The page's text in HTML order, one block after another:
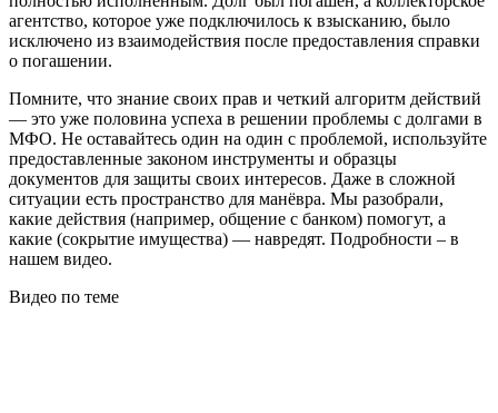
агентство, которое уже подключилось к взысканию, было
исключено из взаимодействия после предоставления справки
о погашении.
Помните, что знание своих прав и четкий алгоритм действий
— это уже половина успеха в решении проблемы с долгами в
МФО. Не оставайтесь один на один с проблемой, используйте
предоставленные законом инструменты и образцы
документов для защиты своих интересов. Даже в сложной
ситуации есть пространство для манёвра. Мы разобрали,
какие действия (например, общение с банком) помогут, а
какие (сокрытие имущества) — навредят. Подробности – в
нашем видео.
Видео по теме